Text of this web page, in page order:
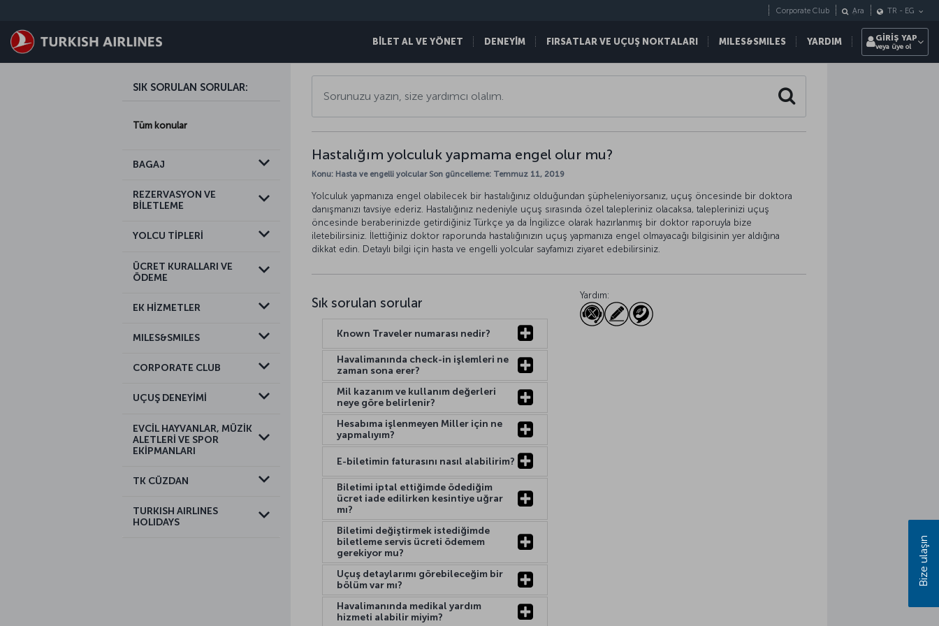
BİLET AL VE YÖNET DENEYİM FIRSATLAR VE UÇUŞ NOKTALARI MILES&SMILES YARDIM
Corporate Club Ara TR - EG
GİRİŞ YAP
veya üye ol
SIK SORULAN SORULAR:
Tüm konular
BAGAJ
REZERVASYON VE
BİLETLEME
YOLCU TİPLERİ
ÜCRET KURALLARI VE
ÖDEME
EK HİZMETLER
MILES&SMILES
CORPORATE CLUB
UÇUŞ DENEYİMİ
EVCİL HAYVANLAR, MÜZİK
ALETLERİ VE SPOR
EKİPMANLARI
TK CÜZDAN
TURKISH AIRLINES
HOLIDAYS
Search
Hastalığım yolculuk yapmama engel olur mu?
Konu: Hasta ve engelli yolcular Son güncelleme: Temmuz 11, 2019
Yolculuk yapmanıza engel olabilecek bir hastalığınız olduğundan şüpheleniyorsanız, uçuş öncesinde bir doktora
danışmanızı tavsiye ederiz. Hastalığınız nedeniyle uçuş sırasında özel talepleriniz olacaksa, taleplerinizi uçuş
öncesinde beraberinizde getirdiğiniz Türkçe ya da İngilizce olarak hazırlanmış bir doktor raporuyla bize
iletebilirsiniz. İlettiğiniz doktor raporunda hastalığınızın uçuş yapmanıza engel olmayacağı bilgisinin yer aldığına
dikkat edin. Detaylı bilgi için hasta ve engelli yolcular sayfamızı ziyaret edebilirsiniz.
Sık sorulan sorular
Known Traveler numarası nedir?
Havalimanında check-in işlemleri ne
zaman sona erer?
Mil kazanım ve kullanım değerleri
neye göre belirlenir?
Hesabıma işlenmeyen Miller için ne
yapmalıyım?
E-biletimin faturasını nasıl alabilirim?
Biletimi iptal ettiğimde ödediğim
ücret iade edilirken kesintiye uğrar
mı?
Biletimi değiştirmek istediğimde
biletleme servis ücreti ödemem
gerekiyor mu?
Uçuş detaylarımı görebileceğim bir
bölüm var mı?
Havalimanında medikal yardım
hizmeti alabilir miyim?
Yardım:
Bize ulaşın